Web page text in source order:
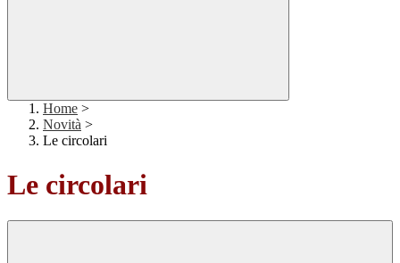
Home >
Novità >
Le circolari
Le circolari